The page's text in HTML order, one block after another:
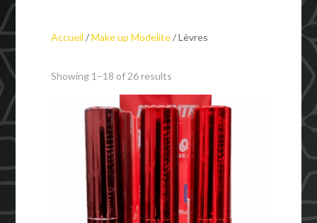
Accueil /Make up Modelite/ Lèvres
Showing 1–18 of 26 results